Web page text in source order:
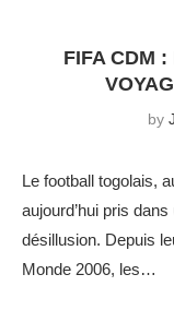
FIFA CDM
by
Le football togolais,
aujourd’hui pris
désillusion. Depuis
Monde 2006, les…